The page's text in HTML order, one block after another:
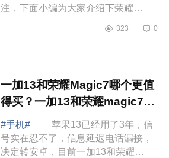
注，下面小编为大家介绍下荣耀
和7pro有什么区别 荣耀magic7和
323 0
一加13和荣耀Magic7哪个更值
得买？一加13和荣耀magic7哪
个更护眼
#手机#
苹果13已经用了3年，信
号实在忍不了，信息延迟电话漏接，
决定转安卓，目前一加13和荣耀